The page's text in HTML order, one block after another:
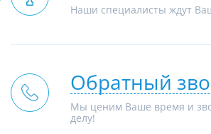
Наши специалисты ждут
Обратный
Мы ценим Ваше время и
делу!